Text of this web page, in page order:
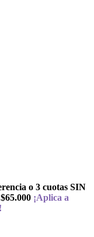
o 3 cuotas SIN
¡Aplica a